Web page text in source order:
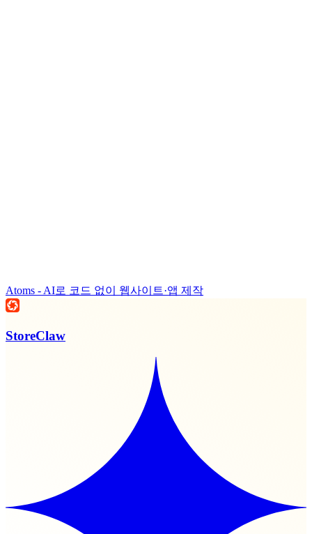
Atoms - AI로 코드 없이 웹사이트·앱 제작
StoreClaw